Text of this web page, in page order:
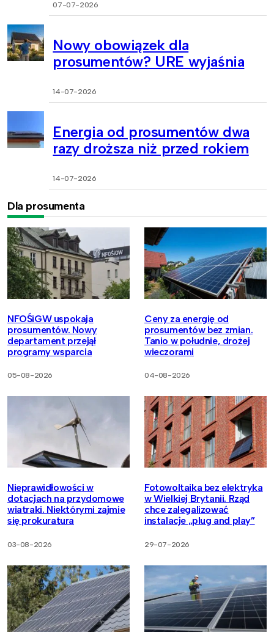
07-07-2026
Nowy obowiązek dla
prosumentów? URE wyjaśnia
14-07-2026
Energia od prosumentów dwa
razy droższa niż przed rokiem
14-07-2026
Dla prosumenta
NFOŚiGW uspokaja
prosumentów. Nowy
departament przejął
programy wsparcia
05-08-2026
Ceny za energię od
prosumentów bez zmian.
Tanio w południe, drożej
wieczorami
04-08-2026
Nieprawidłowości w
dotacjach na przydomowe
wiatraki. Niektórymi zajmie
się prokuratura
03-08-2026
Fotowoltaika bez elektryka
w Wielkiej Brytanii. Rząd
chce zalegalizować
instalacje „plug and play”
29-07-2026